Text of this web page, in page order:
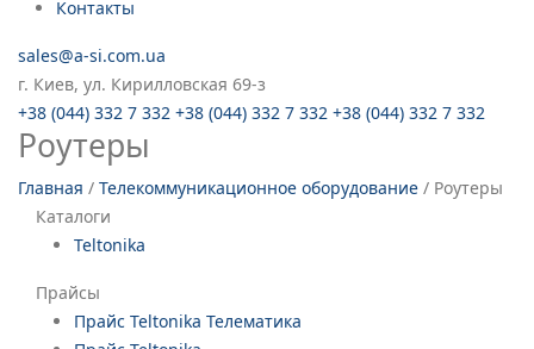
Контакты
sales@a-si.com.ua
г. Киев, ул. Кирилловская 69-з
+38 (044) 332 7 332 +38 (044) 332 7 332 +38 (044) 332 7 332
Роутеры
Главная / Телекоммуникационное оборудование / Роутеры
Каталоги
Teltonika
Прайсы
Прайс Teltonika Телематика